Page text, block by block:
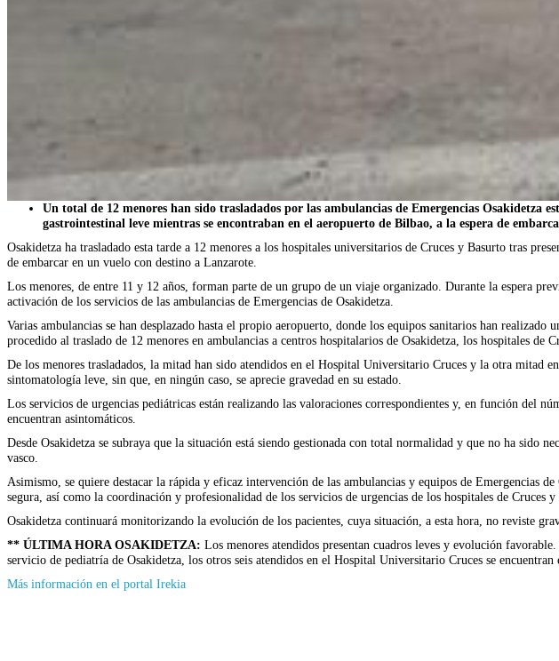
Un total de 12 menores han sido trasladados por las ambulancias de Emergencias Osakidetza
gastrointestinal leve mientras se encontraban en el aeropuerto de Bilbao, a la espera de
Osakidetza ha trasladado esta tarde a 12 menores a los hospitales universitarios de Cruces y Basurto tras
de embarcar en un vuelo con destino a Lanzarote.
Los menores, de entre 11 y 12 años, forman parte de un grupo de un viaje organizado. Durante la espera
activación de los servicios de las ambulancias de Emergencias de Osakidetza.
Varias ambulancias se han desplazado hasta el propio aeropuerto, donde los equipos sanitarios han
procedido al traslado de 12 menores en ambulancias a centros hospitalarios de Osakidetza, los hospitales de
De los menores trasladados, la mitad han sido atendidos en el Hospital Universitario Cruces y la otra mitad
sintomatología leve, sin que, en ningún caso, se aprecie gravedad en su estado.
Los servicios de urgencias pediátricas están realizando las valoraciones correspondientes y, en función del
encuentran asintomáticos.
Desde Osakidetza se subraya que la situación está siendo gestionada con total normalidad y que no ha
vasco.
Asimismo, se quiere destacar la rápida y eficaz intervención de las ambulancias y equipos de Emergencias
segura, así como la coordinación y profesionalidad de los servicios de urgencias de los hospitales de Cruces y
Osakidetza continuará monitorizando la evolución de los pacientes, cuya situación, a esta hora, no reviste
** ÚLTIMA HORA OSAKIDETZA: Los menores atendidos presentan cuadros leves y evolución
servicio de pediatría de Osakidetza, los otros seis atendidos en el Hospital Universitario Cruces se
Más información en el portal Irekia(Se